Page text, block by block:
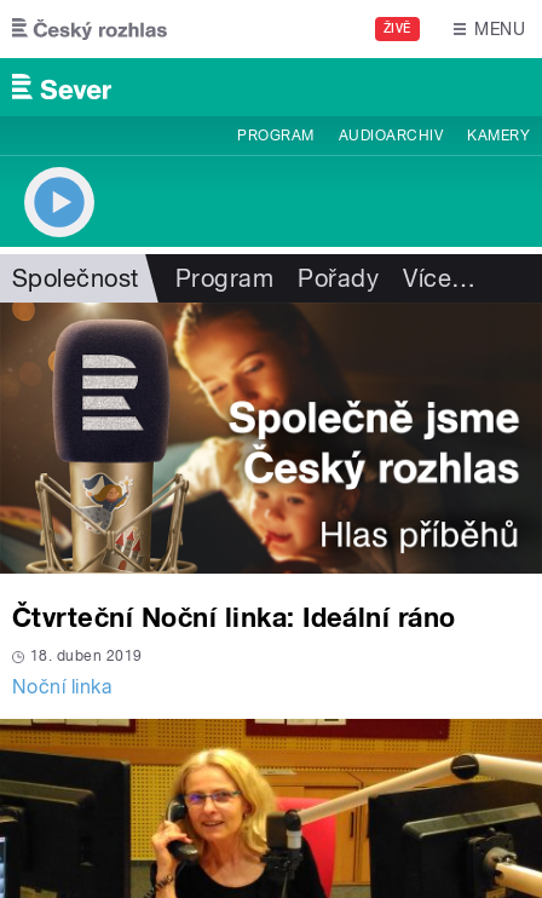
Přejít k hlavnímu obsahu
ŽIVĚ MENU
PROGRAM AUDIOARCHIV KAMERY
Společnost Program Pořady Více…
Čtvrteční Noční linka: Ideální ráno
18. duben 2019
Noční linka